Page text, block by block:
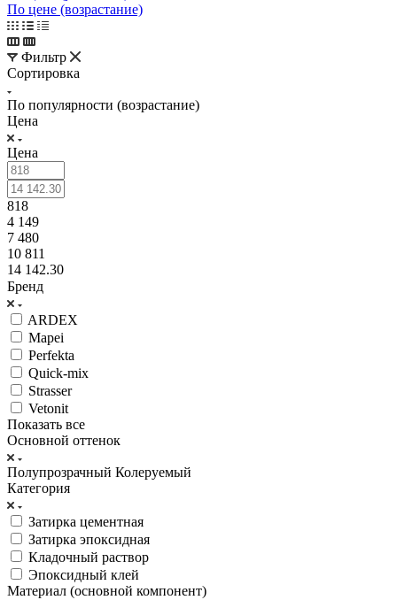
По цене (возрастание)
Фильтр
Сортировка
По популярности (возрастание)
Цена
Цена
818
4 149
7 480
10 811
14 142.30
Бренд
ARDEX
Mapei
Perfekta
Quick-mix
Strasser
Vetonit
Показать все
Основной оттенок
Полупрозрачный Колеруемый
Категория
Затирка цементная
Затирка эпоксидная
Кладочный раствор
Эпоксидный клей
Материал (основной компонент)